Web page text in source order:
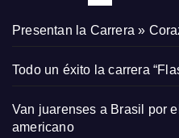
Presentan la Carrera »
Todo un éxito la carrera
Van juarenses a Brasil por
americano